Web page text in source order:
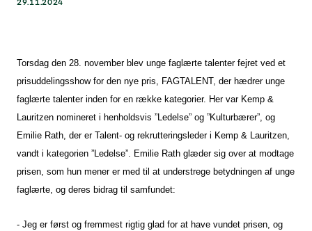
Torsdag den 28. november blev unge faglærte talenter fejret ved et
prisuddelingsshow for den nye pris, FAGTALENT, der hædrer unge
faglærte talenter inden for en række kategorier. Her var Kemp &
Lauritzen nomineret i henholdsvis ”Ledelse” og ”Kulturbærer”, og
Emilie Rath, der er Talent- og rekrutteringsleder i Kemp & Lauritzen,
vandt i kategorien ”Ledelse”. Emilie Rath glæder sig over at modtage
prisen, som hun mener er med til at understrege betydningen af unge
faglærte, og deres bidrag til samfundet:
- Jeg er først og fremmest rigtig glad for at have vundet prisen, og